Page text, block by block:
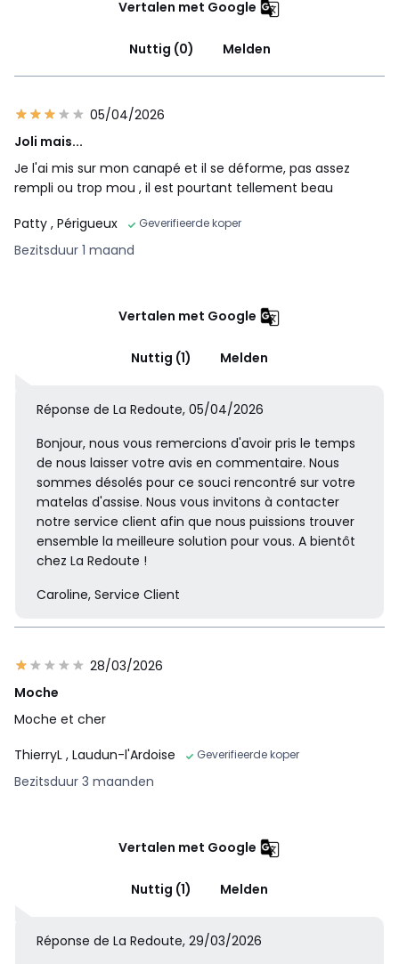
Vertalen met Google
Nuttig (0) Melden
05/04/2026
Joli mais...
Je l'ai mis sur mon canapé et il se déforme, pas assez
rempli ou trop mou , il est pourtant tellement beau
Patty , Périgueux Geverifieerde koper
Bezitsduur 1 maand
Vertalen met Google
Nuttig (1) Melden
Réponse de La Redoute, 05/04/2026
Bonjour, nous vous remercions d'avoir pris le temps
de nous laisser votre avis en commentaire. Nous
sommes désolés pour ce souci rencontré sur votre
matelas d'assise. Nous vous invitons à contacter
notre service client afin que nous puissions trouver
ensemble la meilleure solution pour vous. A bientôt
chez La Redoute !
Caroline, Service Client
28/03/2026
Moche
Moche et cher
ThierryL , Laudun-l'Ardoise Geverifieerde koper
Bezitsduur 3 maanden
Vertalen met Google
Nuttig (1) Melden
Réponse de La Redoute, 29/03/2026